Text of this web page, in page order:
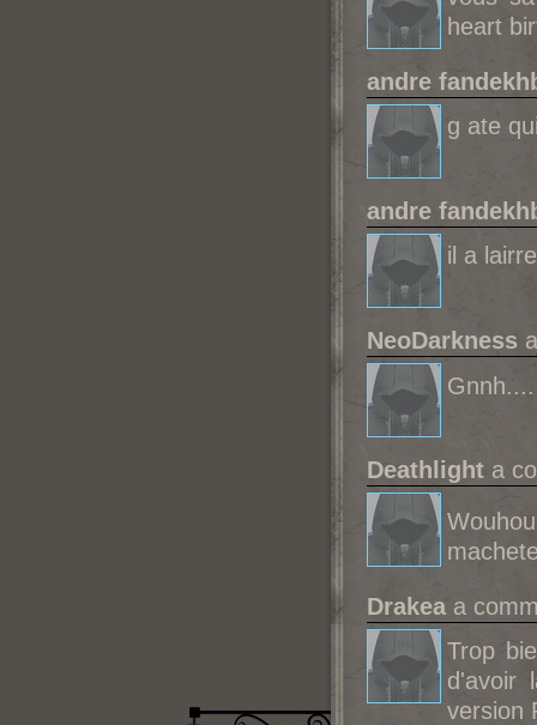
heart
andre
g ate
andre
il a
NeoDarkness
Deathlight a
Drakeaa
Trop
d'avoir
version